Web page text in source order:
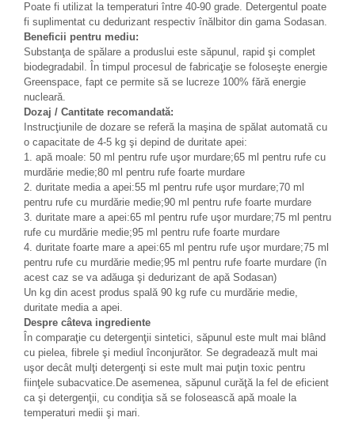
Poate fi utilizat la temperaturi între 40-90 grade. Detergentul poate
fi suplimentat cu dedurizant respectiv înălbitor din gama Sodasan.
Beneficii pentru mediu:
Substanţa de spălare a produslui este săpunul, rapid şi complet
biodegradabil. În timpul procesul de fabricaţie se foloseşte energie
Greenspace, fapt ce permite să se lucreze 100% fără energie
nucleară.
Dozaj / Cantitate recomandată:
Instrucţiunile de dozare se referă la maşina de spălat automată cu
o capacitate de 4-5 kg şi depind de duritate apei:
1. apă moale: 50 ml pentru rufe uşor murdare;65 ml pentru rufe cu
murdărie medie;80 ml pentru rufe foarte murdare
2. duritate media a apei:55 ml pentru rufe uşor murdare;70 ml
pentru rufe cu murdărie medie;90 ml pentru rufe foarte murdare
3. duritate mare a apei:65 ml pentru rufe uşor murdare;75 ml pentru
rufe cu murdărie medie;95 ml pentru rufe foarte murdare
4. duritate foarte mare a apei:65 ml pentru rufe uşor murdare;75 ml
pentru rufe cu murdărie medie;95 ml pentru rufe foarte murdare (în
acest caz se va adăuga şi dedurizant de apă Sodasan)
Un kg din acest produs spală 90 kg rufe cu murdărie medie,
duritate media a apei.
Despre câteva ingrediente
În comparaţie cu detergenţii sintetici, săpunul este mult mai blând
cu pielea, fibrele şi mediul înconjurător. Se degradează mult mai
uşor decât mulţi detergenţi si este mult mai puţin toxic pentru
fiinţele subacvatice.De asemenea, săpunul curăţă la fel de eficient
ca şi detergenţii, cu condiţia să se folosească apă moale la
temperaturi medii şi mari.